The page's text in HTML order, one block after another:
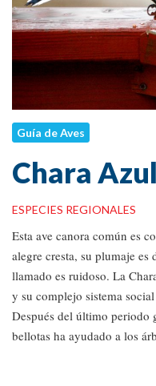
Guía de Aves
Chara Azul
ESPECIES REGIONALES
Esta ave canora común es
alegre cresta, su plumaje
llamado es ruidoso. La
y su complejo sistema
Después del último periodo
bellotas ha ayudado a los